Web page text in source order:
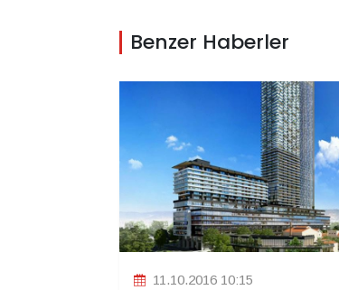
Benzer Haberler
11.10.2016 10:15